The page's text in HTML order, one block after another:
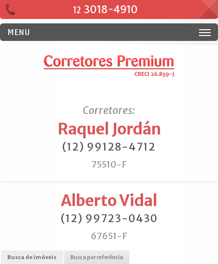
12 3018-4910
MENU
Corretores:
Raquel Jordán
(12) 99128-4712
75510-F
Alberto Vidal
(12) 99723-0430
67651-F
Busca de imóveis Busca por referência